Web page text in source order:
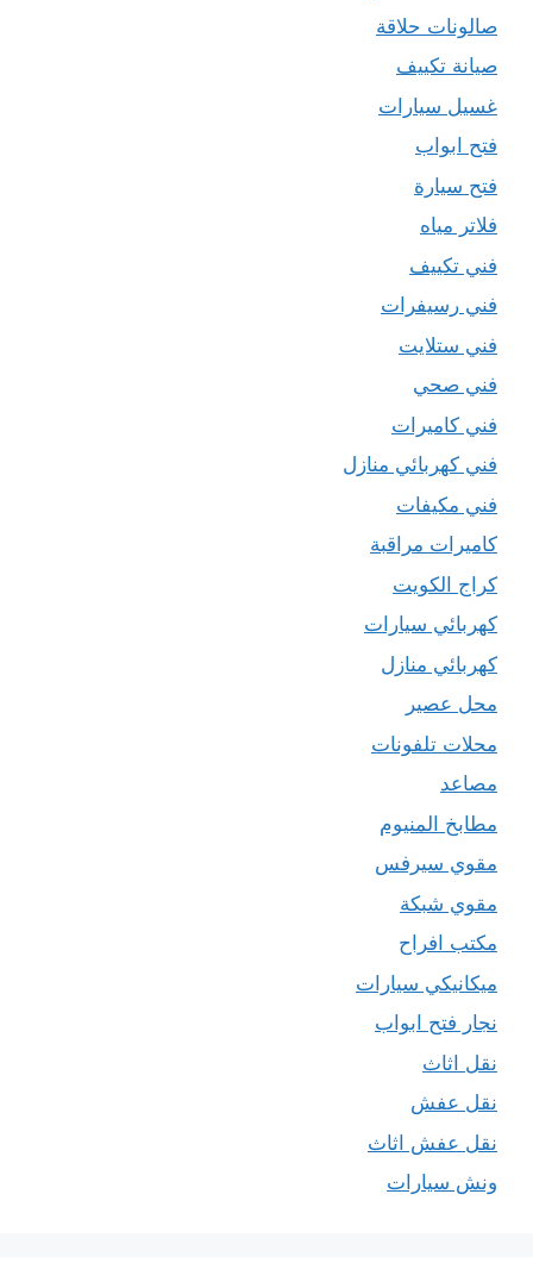
صالونات حلاقة
صيانة تكييف
غسيل سيارات
فتح ابواب
فتح سيارة
فلاتر مياه
فني تكييف
فني رسيفرات
فني ستلايت
فني صحي
فني كاميرات
فني كهربائي منازل
فني مكيفات
كاميرات مراقبة
كراج الكويت
كهربائي سيارات
كهربائي منازل
محل عصير
محلات تلفونات
مصاعد
مطابخ المنيوم
مقوي سيرفس
مقوي شبكة
مكتب افراح
ميكانيكي سيارات
نجار فتح ابواب
نقل اثاث
نقل عفش
نقل عفش اثاث
ونش سيارات